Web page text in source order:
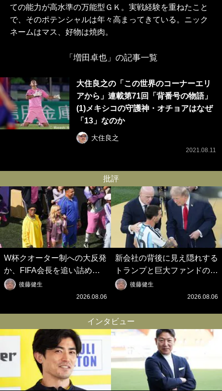
ての能力が高水準の万能型ＧＫ。実戦経験を重ねたこと
で、そのポテンシャルは年々高まってきている。ニック
ネームはマス、好物は焼肉。
「増田卓也」の記事一覧
大住良之の「この世界のコーナーエリ
アから」連載第71回「背番号の物語」
(1)メキシコの守護神・オチョアはなぜ
「13」なのか
大住良之
2021.08.11
批評
W杯クオーター制への大反発
か、FIFA会長を追い詰めた
｢欧州のボイコット｣と再選の
行方【FIFA3兆円の野望と2
後藤健生
2026.08.06
新会社の背後に見え隠れする
トランプと巨大ファンドの
影、ルールすら歪める｢アメ
リカ式｣【FIFA3兆円の野望
3月の会長選】(2)
後藤健生
2026.08.06
インタビュー